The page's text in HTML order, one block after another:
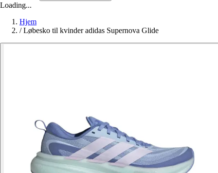
Loading...
Hjem
/ Løbesko til kvinder adidas Supernova Glide